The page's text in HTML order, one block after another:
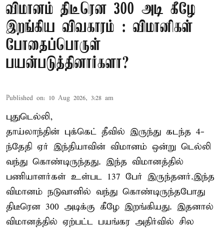
விமானம் திடீரென 300 அடி கீழே
இறங்கிய விவகாரம் : விமானிகள்
போதைப்பொருள்
பயன்படுத்தினார்களா?
Published on: 10 Aug 2026, 3:28 am
புதுடெல்லி,
தாய்லாந்தின் புக்கெட் தீவில் இருந்து கடந்த 4-
ந்தேதி ஏர் இந்தியாவின் விமானம் ஒன்று டெல்லி
வந்து கொண்டிருந்தது. இந்த விமானத்தில்
பணியாளர்கள் உள்பட 137 பேர் இருந்தனர்.இந்த
விமானம் நடுவானில் வந்து கொண்டிருந்தபோது
திடீரென 300 அடிக்கு கீழே இறங்கியது. இதனால்
விமானத்தில் ஏற்பட்ட பயங்கர அதிர்வில் சில